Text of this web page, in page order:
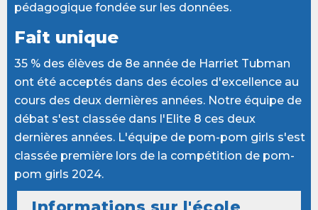
pédagogique fondée sur les données.
Fait unique
35 % des élèves de 8e année de Harriet Tubman
ont été acceptés dans des écoles d'excellence au
cours des deux dernières années. Notre équipe de
débat s'est classée dans l'Elite 8 ces deux
dernières années. L'équipe de pom-pom girls s'est
classée première lors de la compétition de pom-
pom girls 2024.